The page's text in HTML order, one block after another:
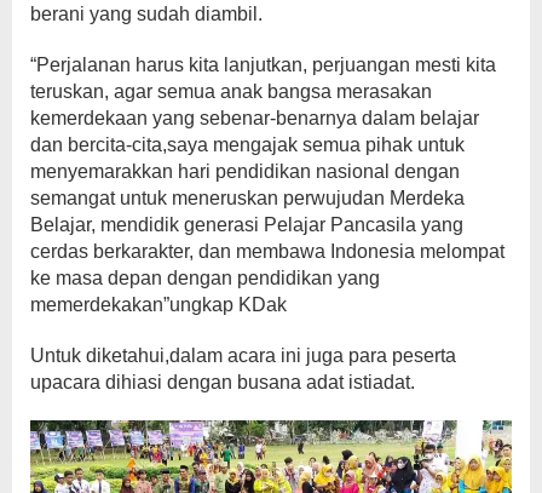
berani yang sudah diambil.
“Perjalanan harus kita lanjutkan, perjuangan mesti kita
teruskan, agar semua anak bangsa merasakan
kemerdekaan yang sebenar-benarnya dalam belajar
dan bercita-cita,saya mengajak semua pihak untuk
menyemarakkan hari pendidikan nasional dengan
semangat untuk meneruskan perwujudan Merdeka
Belajar, mendidik generasi Pelajar Pancasila yang
cerdas berkarakter, dan membawa Indonesia melompat
ke masa depan dengan pendidikan yang
memerdekakan”ungkap KDak
Untuk diketahui,dalam acara ini juga para peserta
upacara dihiasi dengan busana adat istiadat.